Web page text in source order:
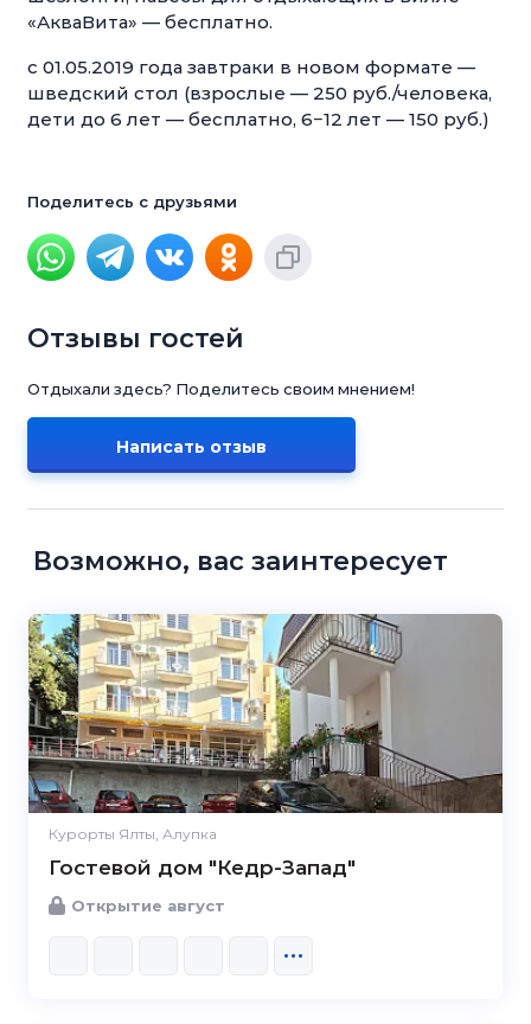
«АкваВита» — бесплатно.
с 01.05.2019 года завтраки в новом формате —
шведский стол (взрослые — 250 руб./человека,
дети до 6 лет — бесплатно, 6−12 лет — 150 руб.)
Поделитесь с друзьями
Отзывы гостей
Отдыхали здесь? Поделитесь своим мнением!
Написать отзыв
Возможно, вас заинтересует
Курорты Ялты, Алупка
Гостевой дом "Кедр-Запад"
Открытие август